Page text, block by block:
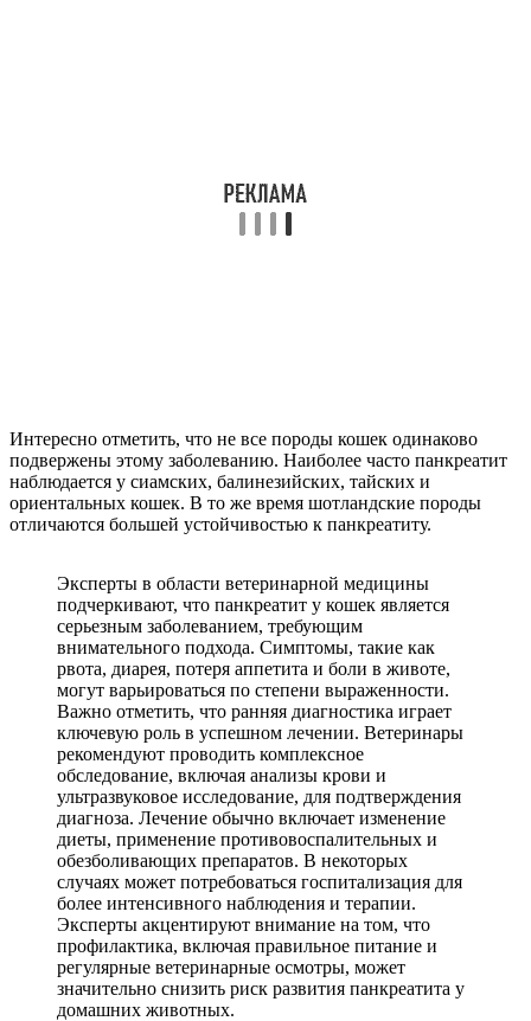
Интересно отметить, что не все породы кошек одинаково
подвержены этому заболеванию. Наиболее часто панкреатит
наблюдается у сиамских, балинезийских, тайских и
ориентальных кошек. В то же время шотландские породы
отличаются большей устойчивостью к панкреатиту.
Эксперты в области ветеринарной медицины
подчеркивают, что панкреатит у кошек является
серьезным заболеванием, требующим
внимательного подхода. Симптомы, такие как
рвота, диарея, потеря аппетита и боли в животе,
могут варьироваться по степени выраженности.
Важно отметить, что ранняя диагностика играет
ключевую роль в успешном лечении. Ветеринары
рекомендуют проводить комплексное
обследование, включая анализы крови и
ультразвуковое исследование, для подтверждения
диагноза. Лечение обычно включает изменение
диеты, применение противовоспалительных и
обезболивающих препаратов. В некоторых
случаях может потребоваться госпитализация для
более интенсивного наблюдения и терапии.
Эксперты акцентируют внимание на том, что
профилактика, включая правильное питание и
регулярные ветеринарные осмотры, может
значительно снизить риск развития панкреатита у
домашних животных.